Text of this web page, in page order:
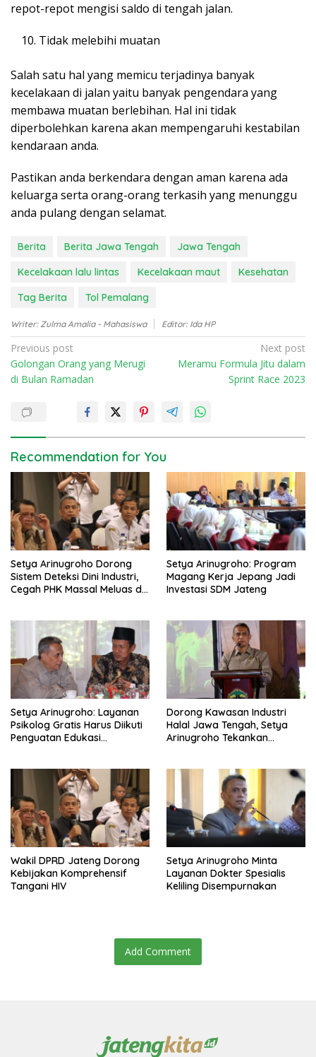
repot-repot mengisi saldo di tengah jalan.
Tidak melebihi muatan
Salah satu hal yang memicu terjadinya banyak
kecelakaan di jalan yaitu banyak pengendara yang
membawa muatan berlebihan. Hal ini tidak
diperbolehkan karena akan mempengaruhi kestabilan
kendaraan anda.
Pastikan anda berkendara dengan aman karena ada
keluarga serta orang-orang terkasih yang menunggu
anda pulang dengan selamat.
Berita Berita Jawa Tengah
Jawa Tengah
Kecelakaan lalu lintas
Kecelakaan maut
Kesehatan
Tag Berita
Tol Pemalang
Writer: Zulma Amalia - Mahasiswa Editor: Ida HP
P
o
s
a
v
g
a
t
i
o
Previous post
Golongan Orang yang Merugi
di Bulan Ramadan
Next post
Meramu Formula Jitu dalam
Sprint Race 2023
Recommendation for You
Setya Arinugroho Dorong
Sistem Deteksi Dini Industri,
Cegah PHK Massal Meluas di
Setya Arinugroho: Program
Magang Kerja Jepang Jadi
Investasi SDM Jateng
Setya Arinugroho: Layanan
Psikolog Gratis Harus Diikuti
Penguatan Edukasi
Dorong Kawasan Industri
Halal Jawa Tengah, Setya
Arinugroho Tekankan
Wakil DPRD Jateng Dorong
Kebijakan Komprehensif
Tangani HIV
Setya Arinugroho Minta
Layanan Dokter Spesialis
Keliling Disempurnakan
Add Comment